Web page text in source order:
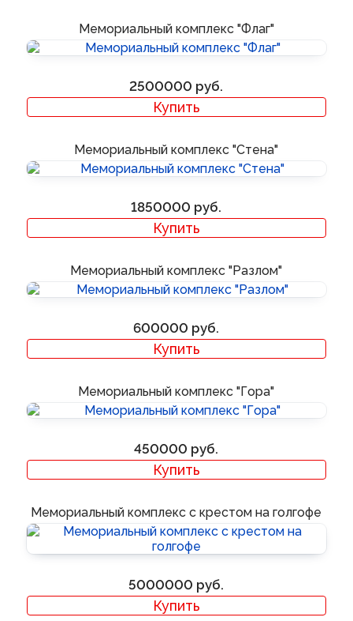
Мемориальный комплекс "Флаг"
2500000
Купить
Мемориальный комплекс "Стена"
1850000
Купить
Мемориальный комплекс "Разлом"
600000
Купить
Мемориальный комплекс "Гора"
450000
Купить
Мемориальный комплекс с крестом на голгофе
5000000
Купить